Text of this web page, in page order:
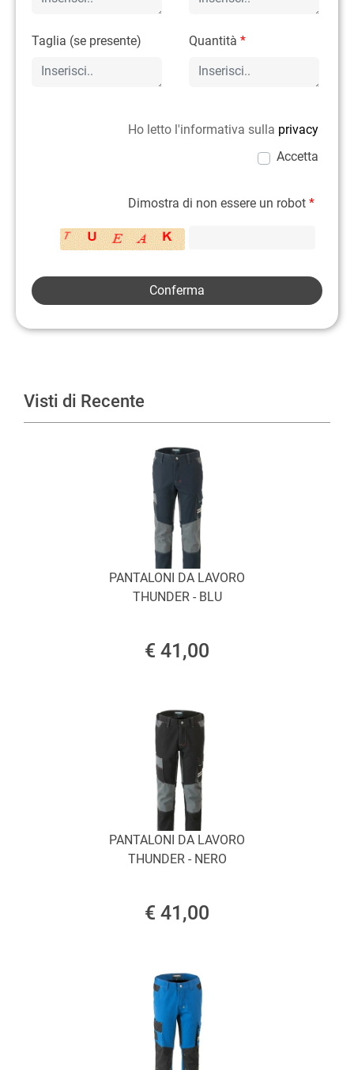
Taglia (se presente) Quantità*
Ho letto l'informativa sulla privacy
Accetta
Dimostra di non essere un robot *
Visti di Recente
PANTALONI DA LAVORO
THUNDER - BLU
€ 41,00
PANTALONI DA LAVORO
THUNDER - NERO
€ 41,00